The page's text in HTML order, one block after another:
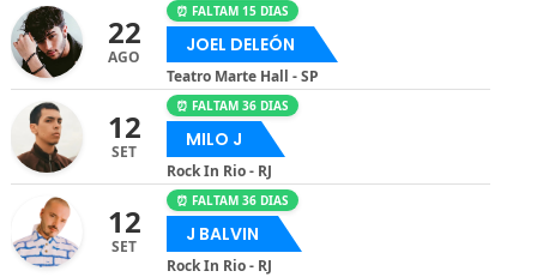
22
AGO
⏰ FALTAM 15 DIAS
JOEL DELEÓN
Teatro Marte Hall - SP
12
SET
⏰ FALTAM 36 DIAS
MILO J
Rock In Rio - RJ
12
SET
⏰ FALTAM 36 DIAS
J BALVIN
Rock In Rio - RJ